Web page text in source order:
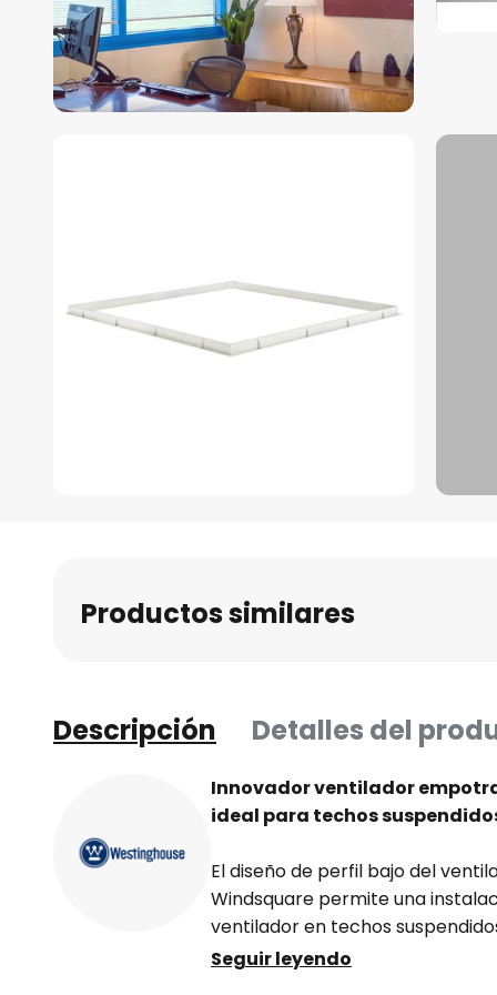
Productos similares
Descripción Detalles del
Innovador ventilador
ideal para techos
El diseño de perfil bajo del
Windsquare permite una
ventilador en techos
marco para adaptar aberturas
Seguir leyendo